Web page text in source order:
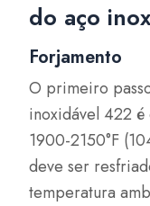
do aço
Forjamento
O primeiro
inoxidável 422
1900-2150°F
deve ser
temperatura